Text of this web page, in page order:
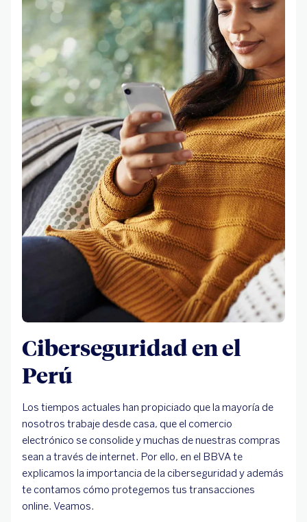
Ciberseguridad en el
Perú
Los tiempos actuales han propiciado que la mayoría de
nosotros trabaje desde casa, que el comercio
electrónico se consolide y muchas de nuestras compras
sean a través de internet. Por ello, en el BBVA te
explicamos la importancia de la ciberseguridad y además
te contamos cómo protegemos tus transacciones
online. Veamos.